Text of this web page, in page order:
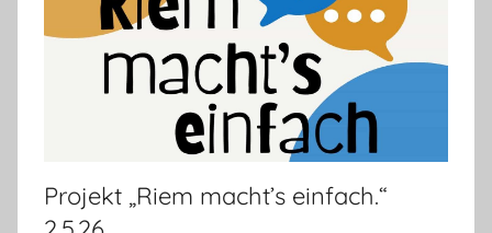
Projekt „Riem macht’s einfach.“